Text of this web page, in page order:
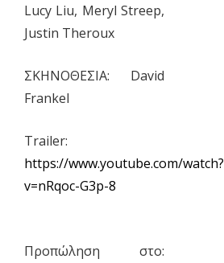
Lucy Liu, Meryl Streep,
Justin Theroux
ΣΚΗΝΟΘΕΣΙΑ: David
Frankel
Trailer:
https://www.youtube.com/watch?
v=nRqoc-G3p-8
Προπώληση στο: